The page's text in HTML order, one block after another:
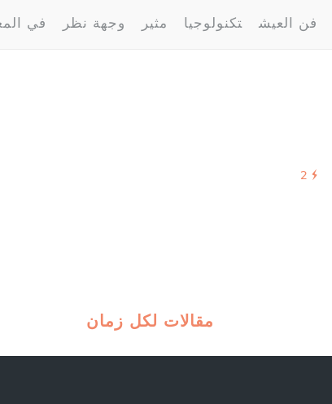
فن العيش تكنولوجيا مثير وجهة نظر في
مقالات لكل زمان